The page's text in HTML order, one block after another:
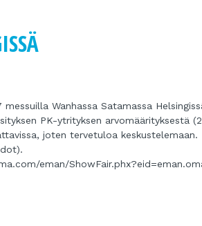
Wanhassa Satamassa
PK-ytrityksen arvomäärityksestä (2
joten tervetuloa keskustelemaan.
eman/